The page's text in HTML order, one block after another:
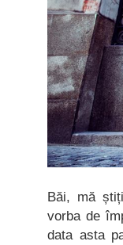
Băi, mă
vorba de
data asta